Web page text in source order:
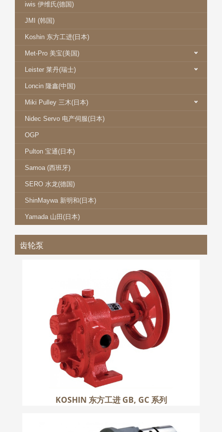
iwis 伊维氏(德国)
JMI (韩国)
Koshin 东方工进(日本)
Met-Pro 美宝(美国)
Leister 莱丹(瑞士)
Loncin 隆鑫(中国)
Miki Pulley 三木(日本)
Nidec Servo 电产伺服(日本)
OGP
Pulton 宝通(日本)
Samoa (西班牙)
SERO 水龙(德国)
ShinMaywa 新明和(日本)
Yamada 山田(日本)
齿轮泵
KOSHIN 东方工进 GB, GC 系列
KOSHIN 东方工进 GB, GC 系列
更多
KOSHIN 东方工进 GL 系列